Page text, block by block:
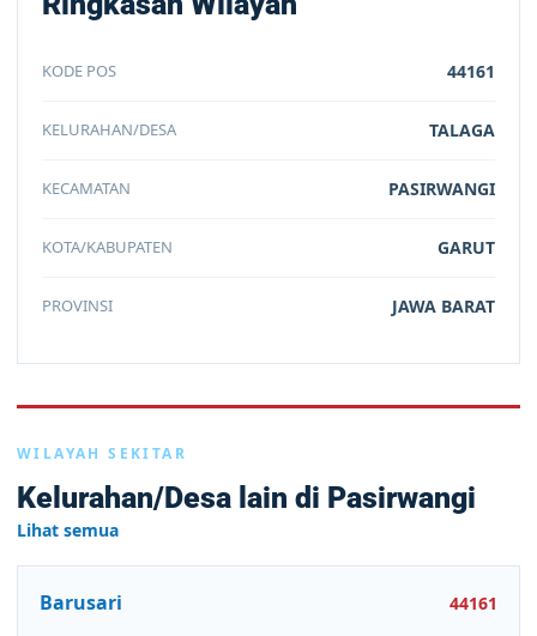
KODE POS 44161
KELURAHAN/DESA TALAGA
KECAMATAN PASIRWANGI
KOTA/KABUPATEN GARUT
PROVINSI JAWA BARAT
WILAYAH SEKITAR
Kelurahan/Desa lain di Pasirwangi
Lihat semua
Barusari 44161